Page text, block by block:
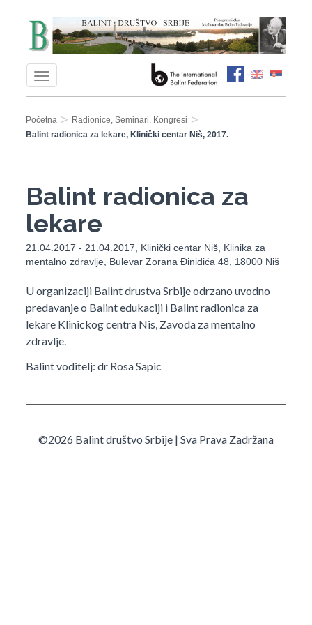
Početna > Radionice, Seminari, Kongresi >
Balint radionica za lekare, Klinički centar Niš, 2017.
Balint radionica za
lekare
21.04.2017 - 21.04.2017, Klinički centar Niš, Klinika za
mentalno zdravlje, Bulevar Zorana Điniđića 48, 18000 Niš
U organizaciji Balint drustva Srbije odrzano uvodno
predavanje o Balint edukaciji i Balint radionica za
lekare Klinickog centra Nis, Zavoda za mentalno
zdravlje.
Balint voditelj: dr Rosa Sapic
©2026 Balint društvo Srbije | Sva Prava Zadržana